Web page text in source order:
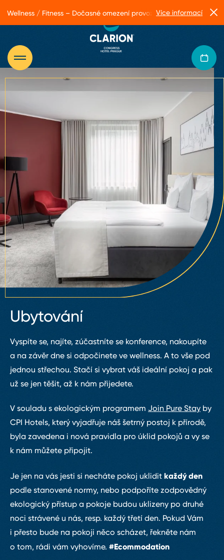
Ubytování
Vyspíte se, najíte, zúčastníte se konference, nakoupíte
a na závěr dne si odpočinete ve wellness. A to vše pod
jednou střechou. Stačí si vybrat váš ideální pokoj a pak
už se jen těšit, až k nám přijedete.
V souladu s ekologickým programem Join Pure Stay by
CPI Hotels, který vyjadřuje náš šetrný postoj k přírodě,
byla zavedena i nová pravidla pro úklid pokojů a vy se
k nám můžete připojit.
Je jen na vás jesti si necháte pokoj uklidit každý den
podle stanovené normy, nebo podpoříte zodpovědný
ekologický přístup a pokoje budou uklizeny po druhé
noci strávené u nás, resp. každý třetí den. Pokud Vám
i přesto bude na pokoji něco scházet, řekněte nám
o tom, rádi vám vyhovíme. #Ecommodation
Wellness / Fitness – Dočasné omezení provozuVíce informací